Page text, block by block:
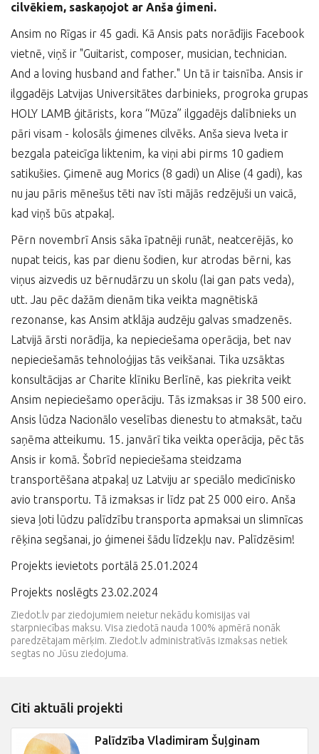
cilvēkiem, saskaņojot ar Anša ģimeni.
Ansim no Rīgas ir 45 gadi. Kā Ansis pats norādījis Facebook
vietnē, viņš ir "Guitarist, composer, musician, technician.
And a loving husband and father." Un tā ir taisnība. Ansis ir
ilggadējs Latvijas Universitātes darbinieks, progroka grupas
HOLY LAMB ģitārists, kora “Mūza” ilggadējs dalībnieks un
pāri visam - kolosāls ģimenes cilvēks. Anša sieva Iveta ir
bezgala pateicīga liktenim, ka viņi abi pirms 10 gadiem
satikušies. Ģimenē aug Morics (8 gadi) un Alise (4 gadi), kas
nu jau pāris mēnešus tēti nav īsti mājās redzējuši un vaicā,
kad viņš būs atpakaļ.
Pērn novembrī Ansis sāka īpatnēji runāt, neatcerējās, ko
nupat teicis, kas par dienu šodien, kur atrodas bērni, kas
viņus aizvedis uz bērnudārzu un skolu (lai gan pats veda),
utt. Jau pēc dažām dienām tika veikta magnētiskā
rezonanse, kas Ansim atklāja audzēju galvas smadzenēs.
Latvijā ārsti norādīja, ka nepieciešama operācija, bet nav
nepieciešamās tehnoloģijas tās veikšanai. Tika uzsāktas
konsultācijas ar Charite klīniku Berlīnē, kas piekrita veikt
Ansim nepieciešamo operāciju. Tās izmaksas ir 38 500 eiro.
Ansis lūdza Nacionālo veselības dienestu to atmaksāt, taču
saņēma atteikumu. 15. janvārī tika veikta operācija, pēc tās
Ansis ir komā. Šobrīd nepieciešama steidzama
transportēšana atpakaļ uz Latviju ar speciālo medicīnisko
avio transportu. Tā izmaksas ir līdz pat 25 000 eiro. Anša
sieva ļoti lūdzu palīdzību transporta apmaksai un slimnīcas
rēķina segšanai, jo ģimenei šādu līdzekļu nav. Palīdzēsim!
Projekts ievietots portālā 25.01.2024
Projekts noslēgts 23.02.2024
Ziedot.lv par ziedojumiem neietur nekādu komisijas vai
starpniecības maksu. Visa ziedotā nauda 100% apmērā nonāk
paredzētajam mērķim. Ziedot.lv administratīvās izmaksas netiek
segtas no Jūsu ziedojuma.
Citi aktuāli projekti
Palīdzība Vladimiram Šuļginam